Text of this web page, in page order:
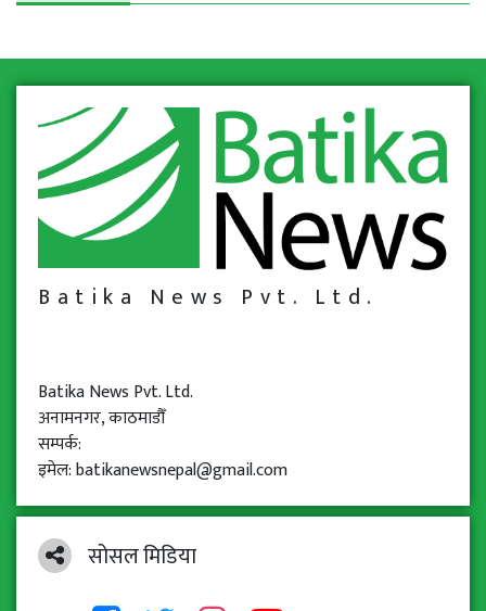
Batika News Pvt. Ltd.
Batika News Pvt. Ltd.
अनामनगर, काठमाडौँ
सम्पर्क:
इमेल: batikanewsnepal@gmail.com
सोसल मिडिया